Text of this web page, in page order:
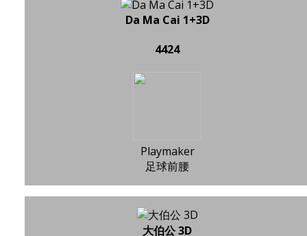
Da Ma Cai 1+3D
4424
Playmaker
足球前腰
大伯公 3D